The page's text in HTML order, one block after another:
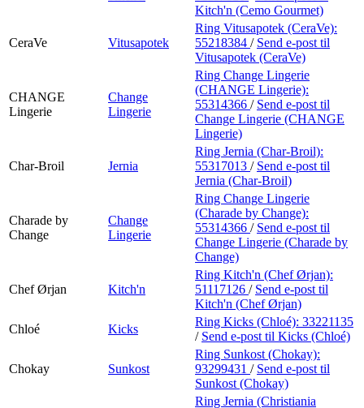
Kitch'n (Cemo Gourmet)
CeraVe Vitusapotek
Ring Vitusapotek (CeraVe):
55218384 / Send e-post til
Vitusapotek (CeraVe)
CHANGE
Lingerie
Change
Lingerie
Ring Change Lingerie
(CHANGE Lingerie):
55314366 / Send e-post til
Change Lingerie (CHANGE
Lingerie)
Char-Broil Jernia
Ring Jernia (Char-Broil):
55317013 / Send e-post til
Jernia (Char-Broil)
Charade by
Change
Change
Lingerie
Ring Change Lingerie
(Charade by Change):
55314366 / Send e-post til
Change Lingerie (Charade by
Change)
Chef Ørjan Kitch'n
Ring Kitch'n (Chef Ørjan):
51117126 / Send e-post til
Kitch'n (Chef Ørjan)
Chloé
Kicks
Ring Kicks (Chloé): 33221135
/ Send e-post til Kicks (Chloé)
Chokay Sunkost
Ring Sunkost (Chokay):
93299431 / Send e-post til
Sunkost (Chokay)
Ring Jernia (Christiania